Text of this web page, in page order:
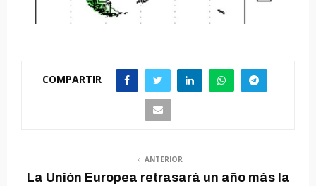
COMPARTIR
ANTERIOR
La Unión Europea retrasará un año más la